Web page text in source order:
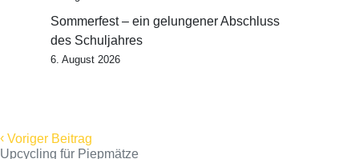
Sommerfest – ein gelungener Abschluss
des Schuljahres
6. August 2026
‹ Voriger Beitrag
Upcycling für Piepmätze